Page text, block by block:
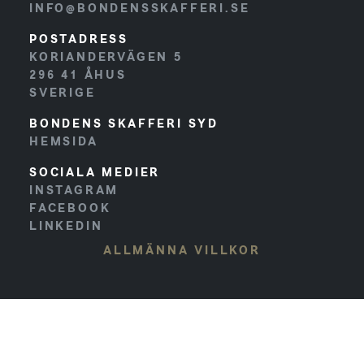
INFO@BONDENSSKAFFERI.SE
POSTADRESS
KORIANDERVÄGEN 5
296 41 ÅHUS
SVERIGE
BONDENS SKAFFERI SYD
HEMSIDA
SOCIALA MEDIER
INSTAGRAM
FACEBOOK
LINKEDIN
ALLMÄNNA VILLKOR